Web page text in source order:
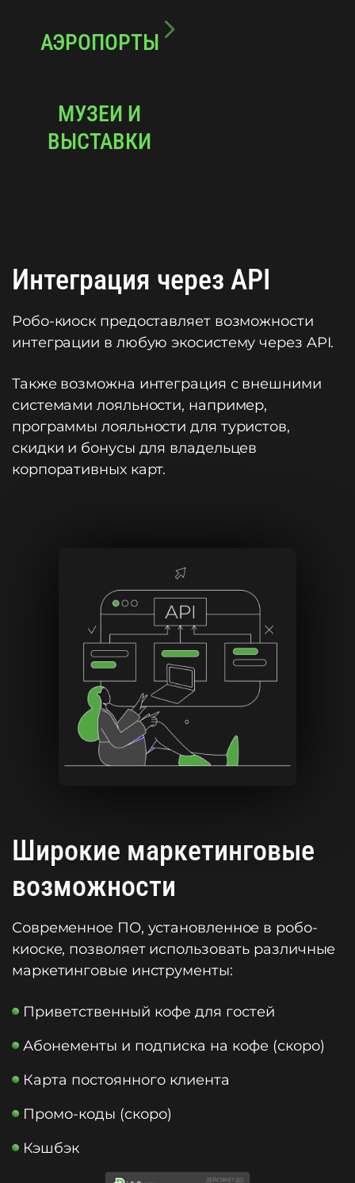
АЭРОПОРТЫ
МУЗЕИ И
ВЫСТАВКИ
Интеграция через API
Робо-киоск предоставляет возможности
интеграции в любую экосистему через API.
Также возможна интеграция с внешними
системами лояльности, например,
программы лояльности для туристов,
скидки и бонусы для владельцев
корпоративных карт.
Широкие маркетинговые
возможности
Современное ПО, установленное в робо-
киоске, позволяет использовать различные
маркетинговые инструменты:
Приветственный кофе для гостей
Абонементы и подписка на кофе (скоро)
Карта постоянного клиента
Промо-коды (скоро)
Кэшбэк